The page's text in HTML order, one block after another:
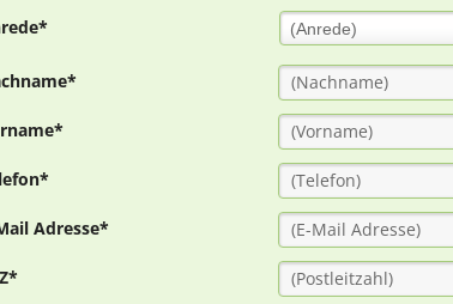
(Anrede)
Adresse*